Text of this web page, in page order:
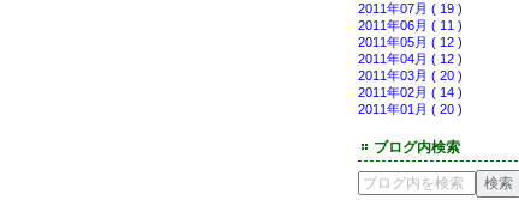
2011年07月 ( 19 )
2011年06月 ( 11 )
2011年05月 ( 12 )
2011年04月 ( 12 )
2011年03月 ( 20 )
2011年02月 ( 14 )
2011年01月 ( 20 )
ブログ内検索